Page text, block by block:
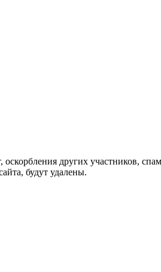
других участников,
будут удалены.